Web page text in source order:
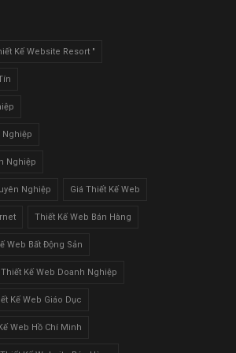
Kế Website Resort "
Nghiệp
Nghiệp
Nghiệp Giá Thiết Kế Web
Thiết Kế Web Bán Hàng
Web Bất Động Sản
Thiết Kế Web Doanh Nghiệp
Kế Web Giáo Dục
Web Hồ Chí Minh